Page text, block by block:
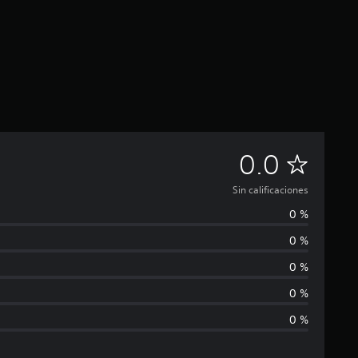
0.0 S
i
n
c
a
Sin calificaciones
0 %
0 %
0 %
0 %
0 %